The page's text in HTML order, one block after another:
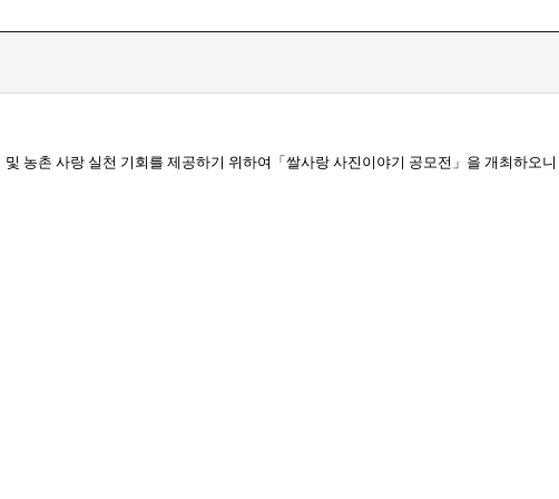
농촌 사랑 실천 기회를 제공하기 위하여「쌀사랑 사진이야기 공모전」을 개최하오